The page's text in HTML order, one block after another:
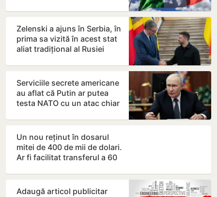
Zelenski a ajuns în Serbia, în
prima sa vizită în acest stat
aliat tradițional al Rusiei
Serviciile secrete americane
au aflat că Putin ar putea
testa NATO cu un atac chiar
Un nou reținut în dosarul
mitei de 400 de mii de dolari.
Ar fi facilitat transferul a 60
Adaugă articol publicitar